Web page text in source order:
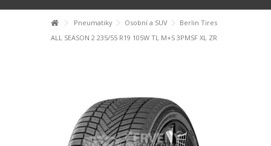
Pneumatiky Osobní a SUV
Berlin Tires
ALL SEASON 2 235/55 R19 105W TL M+S 3PMSF XL ZR